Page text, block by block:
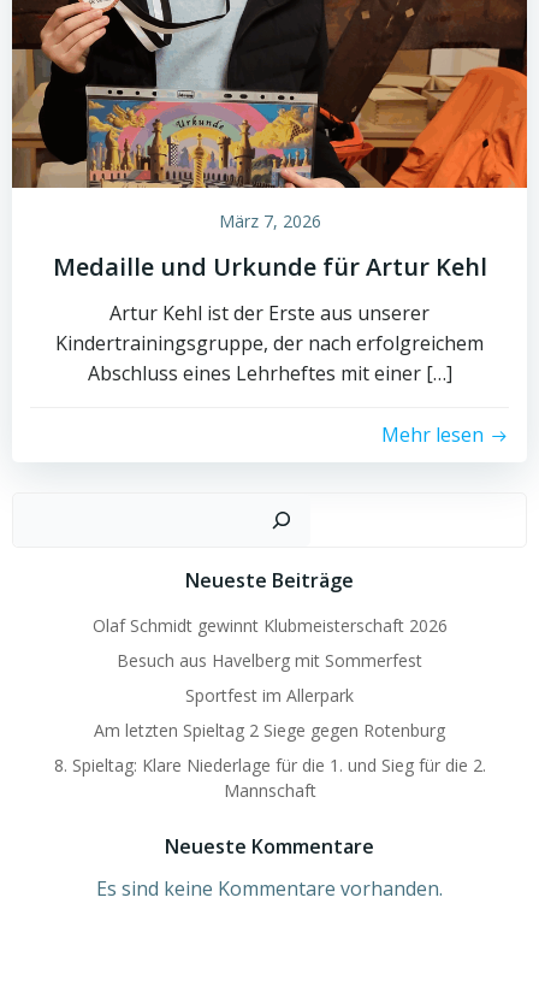
März 7, 2026
Medaille und Urkunde für Artur Kehl
Artur Kehl ist der Erste aus unserer
Kindertrainingsgruppe, der nach erfolgreichem
Abschluss eines Lehrheftes mit einer […]
Mehr lesen
Neueste Beiträge
Olaf Schmidt gewinnt Klubmeisterschaft 2026
Besuch aus Havelberg mit Sommerfest
Sportfest im Allerpark
Am letzten Spieltag 2 Siege gegen Rotenburg
8. Spieltag: Klare Niederlage für die 1. und Sieg für die 2.
Mannschaft
Neueste Kommentare
Es sind keine Kommentare vorhanden.